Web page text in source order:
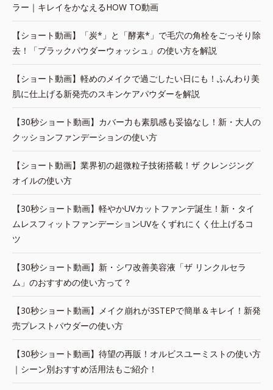
ラー｜キレイをかなえるHOW TO動画
【ショート動画】「炭*」と「酵素*」で毛穴の角栓をごっそり除
去！「ブラックパウダーウォッシュ」の使い方を解説
【ショート動画】軽めのメイクで過ごしたい日にも！ふんわり美
肌に仕上げる新発売のスキンケアパウダーを解説
【30秒ショート動画】カバー力も素肌感も妥協なし！新・大人の
クッションファンデーションの使い方
【ショート動画】業界初の超微粒子技術搭載！ザ クレンジング
オイルの使い方
【30秒ショート動画】軽やかUVカットファンデ誕生！新・タイ
ムレスフィットファンデーションUVをくずれにくく仕上げるコ
ツ
【30秒ショート動画】新・シワ改善美容液「ザ リンクルセラ
ム」のおすすめの使い方って？
【30秒ショート動画】メイク崩れが3STEPで簡単＆キレイ！新発
売プレストパウダーの使い方
【30秒ショート動画】待望の再販！オルビスユーミストの使い方
｜シーン別おすすめ活用法もご紹介！